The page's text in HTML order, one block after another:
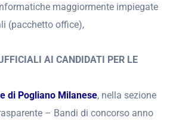
maggiormente impiegate
(pacchetto office),
AI CANDIDATI PER LE
di Pogliano Milanese, nella sezione
– Bandi di concorso anno